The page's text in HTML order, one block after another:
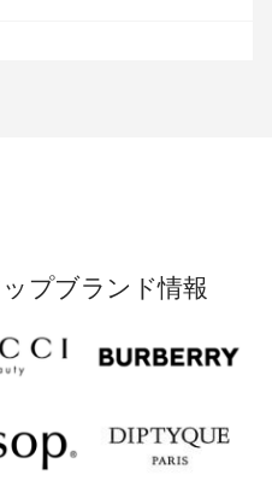
プブランド情報